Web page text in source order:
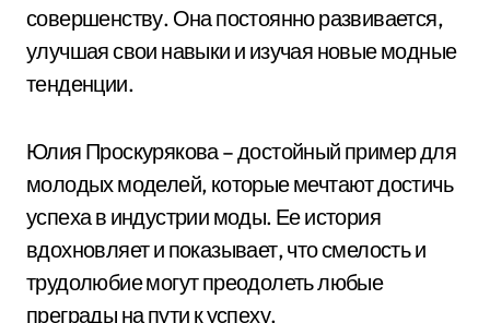
совершенству. Она постоянно развивается,
улучшая свои навыки и изучая новые модные
тенденции.
Юлия Проскурякова – достойный пример для
молодых моделей, которые мечтают достичь
успеха в индустрии моды. Ее история
вдохновляет и показывает, что смелость и
трудолюбие могут преодолеть любые
преграды на пути к успеху.